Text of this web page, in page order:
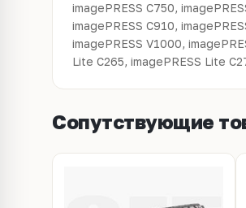
imagePRESS C750,
imagePRESS C910,
imagePRESS V1000,
Lite C265, imagePRESS Lite
Сопутствующие